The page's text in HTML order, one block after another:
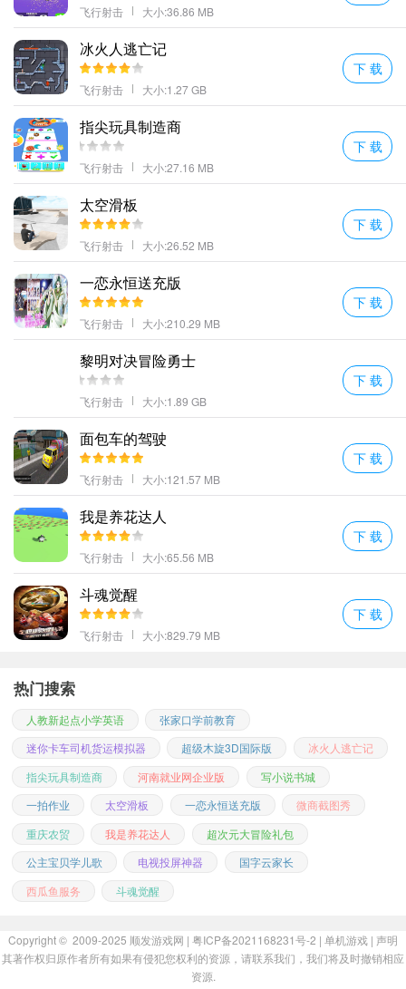
这种设定不仅降低了上手难度，还增加了不少乐趣。更重要的是，
每当你成功完成一次挑战后，那种成就感简直无法用言语来形容！
对于像我这样工作繁忙的上班族来说，《英雄弹弓破坏者》简直就
是我的救星。每当感到压力山大时，我都会选择花几分钟时间来玩
一局。
不仅可以有效转移注意力，还能让我以更加积极乐观的态度面对接
下来的工作。而对于学生们而言，学习之余偶尔玩玩游戏也能起到
如果你也想尝试一下这款治愈系小游戏的话，那么我强烈推荐你
从“休闲模式”开始体验。在这个模式下，没有时间限制也没有过多的
飞行射击 大小:36.86 MB
冰火人逃亡记
飞行射击 大小:1.27 GB
下 载
指尖玩具制造商
飞行射击 大小:27.16 MB
下 载
太空滑板
飞行射击 大小:26.52 MB
下 载
一恋永恒送充版
飞行射击 大小:210.29 MB
下 载
黎明对决冒险勇士
飞行射击 大小:1.89 GB
下 载
面包车的驾驶
飞行射击 大小:121.57 MB
下 载
我是养花达人
飞行射击 大小:65.56 MB
下 载
斗魂觉醒
飞行射击 大小:829.79 MB
下 载
热门搜索
人教新起点小学英语
张家口学前教育
迷你卡车司机货运模拟器
超级木旋3D国际版
冰火人逃亡记
指尖玩具制造商
河南就业网企业版
写小说书城
一拍作业
太空滑板 一恋永恒送充版
微商截图秀
重庆农贸
我是养花达人
超次元大冒险礼包
公主宝贝学儿歌
电视投屏神器
国字云家长
西瓜鱼服务
斗魂觉醒
Copyright © 2009-2025 顺发游戏网 | 粤ICP备2021168231号-2 | 单机游戏 | 声明
其著作权归原作者所有如果有侵犯您权利的资源，请联系我们，我们将及时撤销相应
资源.